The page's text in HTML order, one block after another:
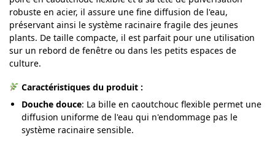
robuste en acier, il assure une fine diffusion de l'eau,
préservant ainsi le système racinaire fragile des jeunes
plants. De taille compacte, il est parfait pour une utilisation
sur un rebord de fenêtre ou dans les petits espaces de
culture.
Caractéristiques du produit :
Douche douce: La bille en caoutchouc flexible permet une
diffusion uniforme de l'eau qui n'endommage pas le
système racinaire sensible.